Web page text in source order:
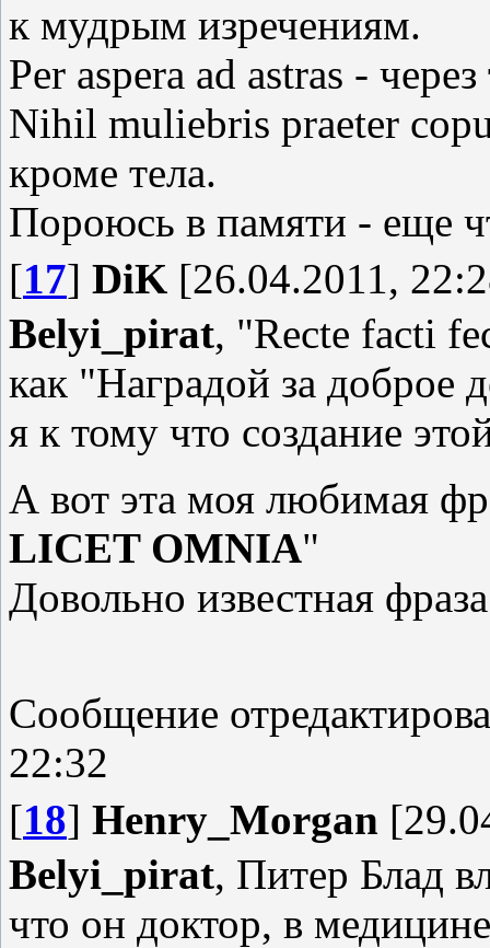
к мудрым изречениям.
Per aspera ad astras -
Nihil muliebris praeter
кроме тела.
Пороюсь в памяти - еще
[17] DiK [26.04.2011,
Belyi_pirat, "Recte facti
как "Наградой за доброе
я к тому что создание
А вот эта моя любимая
LICET OMNIA"
Довольно известная
Сообщение
22:32
[18] Henry_Morgan
Belyi_pirat, Питер Блад
что он доктор, в